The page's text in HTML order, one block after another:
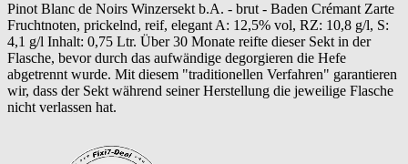
Pinot Blanc de Noirs Winzersekt b.A. - brut - Baden Crémant Zarte
Fruchtnoten, prickelnd, reif, elegant A: 12,5% vol, RZ: 10,8 g/l, S:
4,1 g/l Inhalt: 0,75 Ltr. Über 30 Monate reifte dieser Sekt in der
Flasche, bevor durch das aufwändige degorgieren die Hefe
abgetrennt wurde. Mit diesem "traditionellen Verfahren" garantieren
wir, dass der Sekt während seiner Herstellung die jeweilige Flasche
nicht verlassen hat.